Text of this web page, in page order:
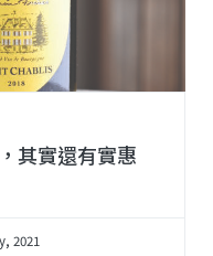
其實還有實惠
2021